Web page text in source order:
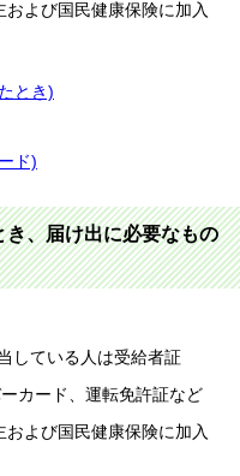
よび国民健康保険に加入
とき)
ド)
、届け出に必要なもの
している人は受給者証
カード、運転免許証など
よび国民健康保険に加入